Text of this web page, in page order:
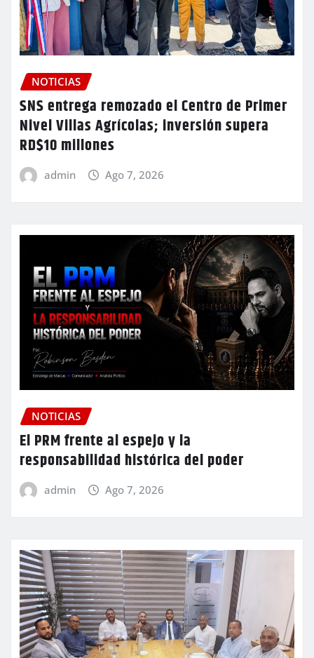
NOTICIAS
SNS entrega remozado el Centro de Primer
Nivel Villas Agrícolas; inversión supera
RD$10 millones
admin Ago 7, 2026
NOTICIAS
El PRM frente al espejo y la
responsabilidad histórica del poder
admin Ago 7, 2026